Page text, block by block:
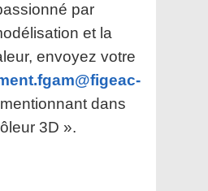
par
et la
envoyez votre
dans
3D ».